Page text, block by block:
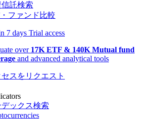
託検索
ファンド比較
7 days Trial access
over 17K ETF & 140K Mutual fund
and advanced analytical tools
スをリクエスト
デックス検索